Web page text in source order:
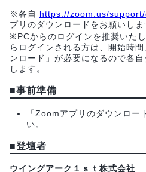
※各自 https://zoom.us/
プリのダウンロードをお願いしま
※PCからのログインを推奨いた
らログインされる方は、開始時
ンロード」が必要になるので各
します。
■事前準備
「Zoomアプリのダウンロー
い。
■登壇者
ウイングアーク１ｓｔ株式会社